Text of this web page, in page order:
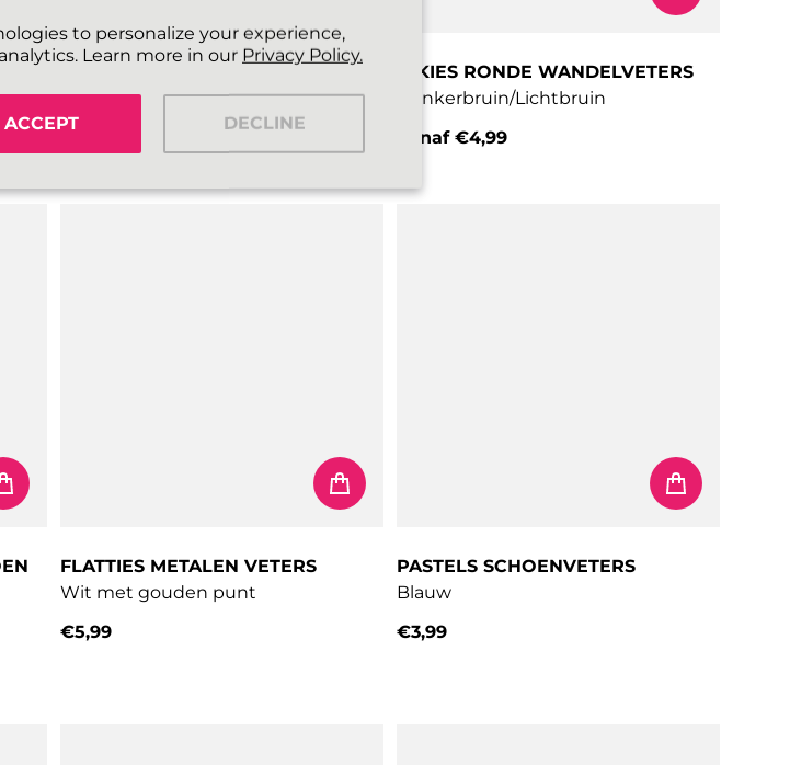
to personalize your experience,
Learn more in our Privacy Policy.
ACCEPT DECLINE
PASTELS SCHOENVETERS
Roze
HIKIES RONDE WANDELVETERS
Donkerbruin/Lichtbruin
Vanaf€4,99
FLATTIES METALEN VETERS
Wit met gouden punt
€5,99
PASTELS SCHOENVETERS
Blauw
€3,99